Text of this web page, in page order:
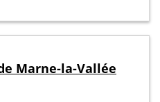
Marne-la-Vallée